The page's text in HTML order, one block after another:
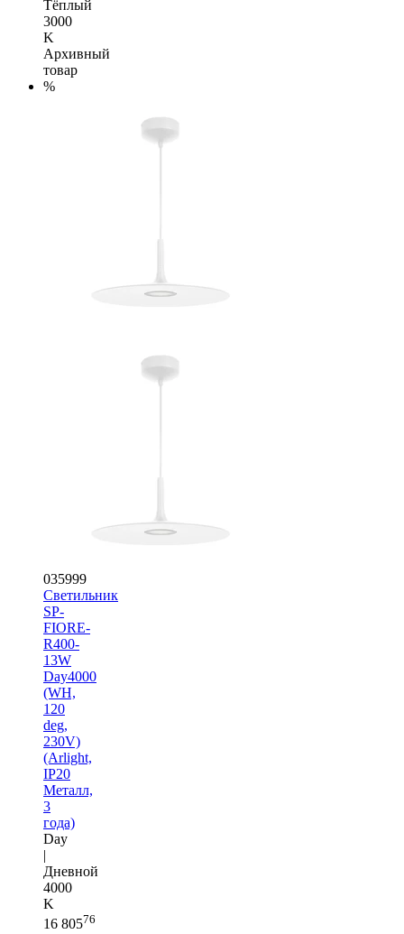
Тёплый
3000
K
Архивный
товар
%
035999
Светильник
SP-
FIORE-
R400-
13W
Day4000
(WH,
120
deg,
230V)
(Arlight,
IP20
Металл,
3
года)
Day
|
Дневной
4000
K
16 80576